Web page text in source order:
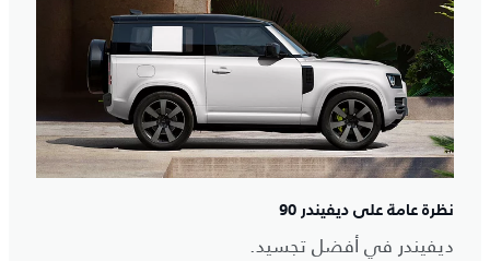
نظرة عامة على ديفيندر 90
ديفيندر في أفضل تجسيد.